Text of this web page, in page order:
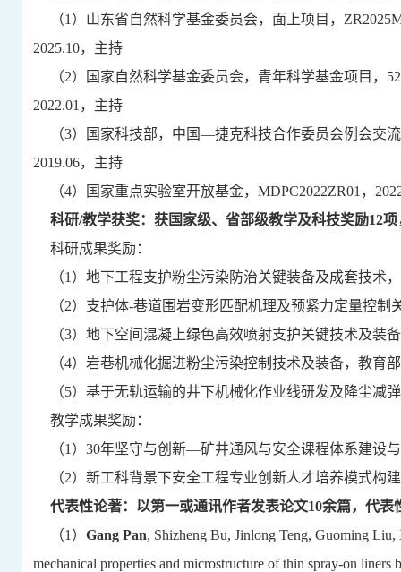
（1 ）山东省自然科学基金委员会，面上项目，
2025.10，主持
（2）国家自然科学基金委员会，青年科学基金项目，
2022.01 ， 主持
（3）国家科技部，中国—捷克科技合作委员会例会交
2019.06，主持
（4）国家重点实验室开放基金， MDPC2022ZR01 ，
科研/教学获奖：获国家级、省部级教学及科技奖励12项
科研成果奖励：
（1 ）地下工程支护粉尘污染防治关键装备及成套技术
（2）支护体-巷道围岩变形匹配机理及预紧力定量控制
（3）地下空间混凝上绿色高效喷射支护关键技术及装
（4）岩巷机械化掘进粉尘污染控制技术及装备，教育
（5）基于无轨运输的井下机械化作业线研发及降尘减
教学成果奖励：
（1 ） 30年坚守与创新—矿井通风与安全课程体系建设
（2）新工科背景下安全工程专业创新人才培养模式构
代表性论著：以第一或通讯作者发表论文10余篇，代表
（1 ） Gang Pan, Shizheng Bu, Jinlong Teng, Guoming
mechanical properties and microstructure of thin spray-on